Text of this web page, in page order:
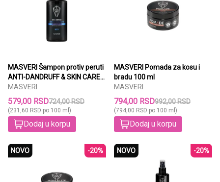
MASVERI Šampon protiv peruti
ANTI-DANDRUFF & SKIN CARE
URBAN COLOGNE 250 ml
MASVERI
579,00 RSD724,00 RSD
(231,60 RSD po 100 ml)
Dodaj u korpu
MASVERI Pomada za kosu i
bradu 100 ml
MASVERI
794,00 RSD992,00 RSD
(794,00 RSD po 100 ml)
Dodaj u korpu
NOVO -20% NOVO -20%